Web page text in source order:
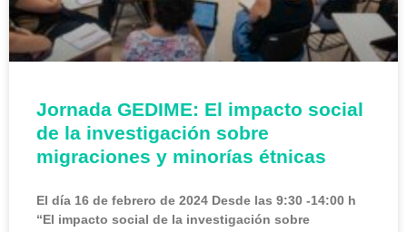
Jornada GEDIME: El impacto social
de la investigación sobre
migraciones y minorías étnicas
El día 16 de febrero de 2024 Desde las 9:30 -14:00 h
“El impacto social de la investigación sobre